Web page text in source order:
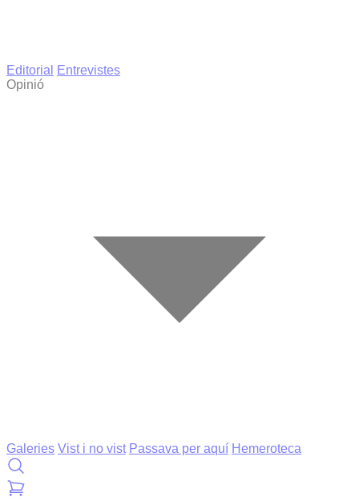
Editorial
Entrevistes
Opinió
Galeries Vist i no vist Passava per aquí Hemeroteca